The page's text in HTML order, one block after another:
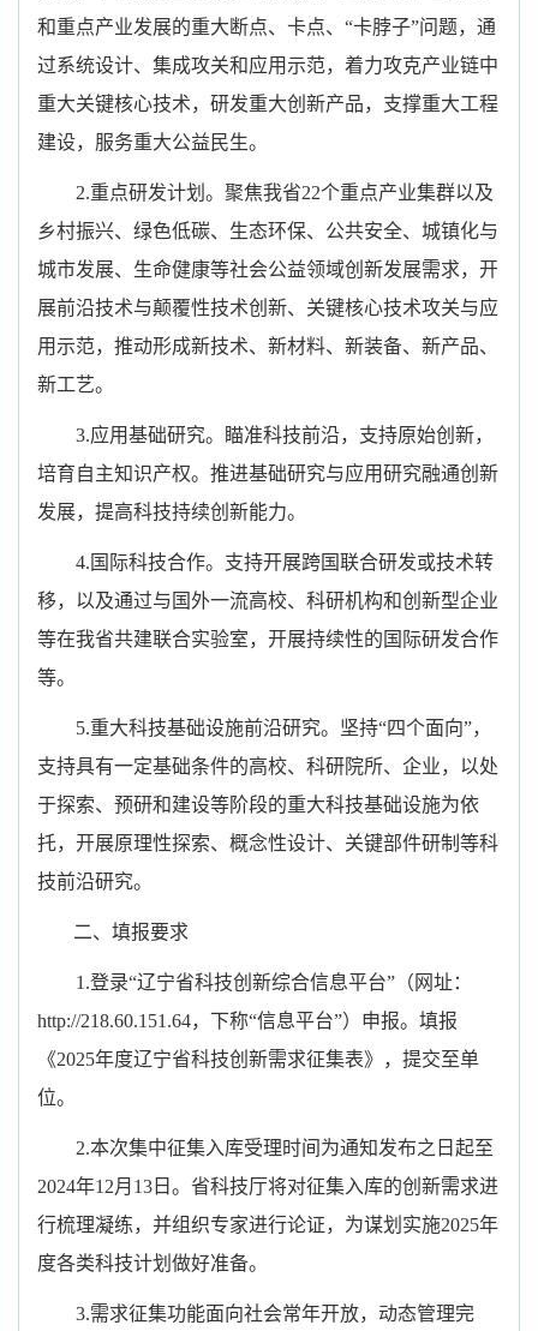
和重点产业发展的重大断点、卡点、“卡脖子”问题，通
过系统设计、集成攻关和应用示范，着力攻克产业链中
重大关键核心技术，研发重大创新产品，支撑重大工程
建设，服务重大公益民生。
2.重点研发计划。聚焦我省22个重点产业集群以及
乡村振兴、绿色低碳、生态环保、公共安全、城镇化与
城市发展、生命健康等社会公益领域创新发展需求，开
展前沿技术与颠覆性技术创新、关键核心技术攻关与应
用示范，推动形成新技术、新材料、新装备、新产品、
新工艺。
3.应用基础研究。瞄准科技前沿，支持原始创新，
培育自主知识产权。推进基础研究与应用研究融通创新
发展，提高科技持续创新能力。
4.国际科技合作。支持开展跨国联合研发或技术转
移，以及通过与国外一流高校、科研机构和创新型企业
等在我省共建联合实验室，开展持续性的国际研发合作
等。
5.重大科技基础设施前沿研究。坚持“四个面向”，
支持具有一定基础条件的高校、科研院所、企业，以处
于探索、预研和建设等阶段的重大科技基础设施为依
托，开展原理性探索、概念性设计、关键部件研制等科
技前沿研究。
二、填报要求
1.登录“辽宁省科技创新综合信息平台”（网址：
http://218.60.151.64，下称“信息平台”）申报。填报
《2025年度辽宁省科技创新需求征集表》，提交至单
位。
2.本次集中征集入库受理时间为通知发布之日起至
2024年12月13日。省科技厅将对征集入库的创新需求进
行梳理凝练，并组织专家进行论证，为谋划实施2025年
度各类科技计划做好准备。
3.需求征集功能面向社会常年开放，动态管理完